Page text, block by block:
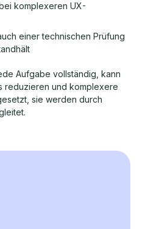
komplexeren UX-
einer technischen Prüfung
Aufgabe vollständig, kann
reduzieren und komplexere
sie werden durch